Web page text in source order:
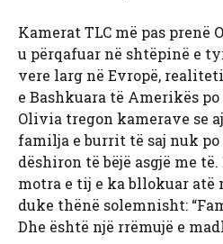
Kamerat TLC më pas prenë
u përqafuar në shtëpinë e
vere larg në Evropë,
e Bashkuara të Amerikës
Olivia tregon kamerave se
familja e burrit të saj nuk
dëshiron të bëjë asgjë me
motra e tij e ka bllokuar atë
duke thënë solemnisht:
Dhe është një rrëmujë e